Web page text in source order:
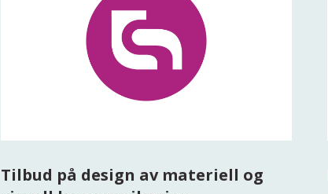
Tilbud på design av materiell og